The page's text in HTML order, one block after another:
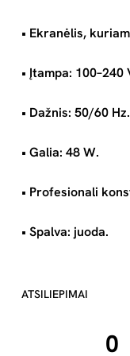
• Ekranėlis,
• Įtampa: 100–240
• Dažnis: 50/60 Hz.
• Galia: 48 W.
• Profesionali
• Spalva: juoda.
ATSILIEPIMAI
0